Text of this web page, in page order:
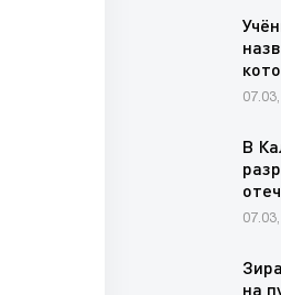
В
для
на